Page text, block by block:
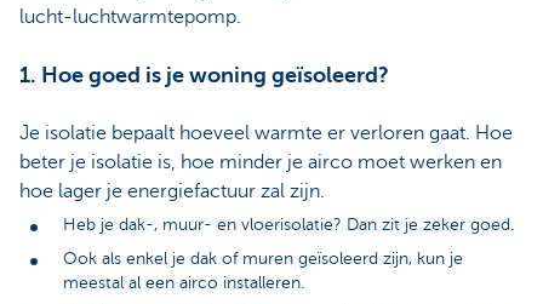
lucht-luchtwarmtepomp.
1. Hoe goed is je woning geïsoleerd?
Je isolatie bepaalt hoeveel warmte er verloren gaat. Hoe
beter je isolatie is, hoe minder je airco moet werken en
hoe lager je energiefactuur zal zijn.
Heb je dak-, muur- en vloerisolatie? Dan zit je zeker goed.
Ook als enkel je dak of muren geïsoleerd zijn, kun je
meestal al een airco installeren.